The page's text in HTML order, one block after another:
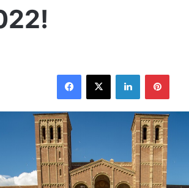
Facebook
X LinkedIn